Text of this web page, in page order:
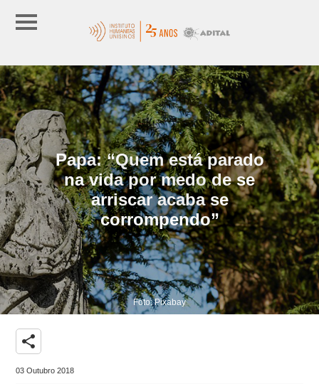
Papa: “Quem está parado
na vida por medo de se
arriscar acaba se
corrompendo”
Foto: Pixabay
share
03 Outubro 2018